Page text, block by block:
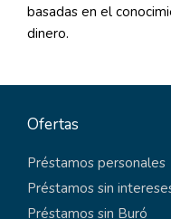
basadas en el
dinero.
Ofertas
Préstamos personales
Préstamos sin
Préstamos sin Buró